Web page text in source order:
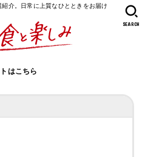
介。日常に上質なひとときをお届け
はこちら
SEARCH